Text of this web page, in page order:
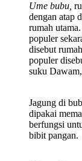
Ume bubu,
dengan atap
rumah
populer
disebut
populer
suku
Jagung di
dipakai
berfungsi
bibit pangan.